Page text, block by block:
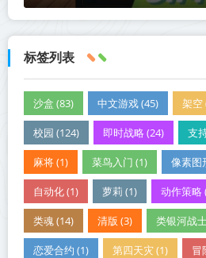
标签列表
沙盒 (83) 中文游戏 (45) 架空
校园 (124) 即时战略 (24) 支
麻将 (1) 菜鸟入门 (1) 像素图
自动化 (1) 萝莉 (1) 动作策略
类魂 (14) 清版 (3) 类银河战
恋爱合约 (1) 第四天灾 (1) 冒